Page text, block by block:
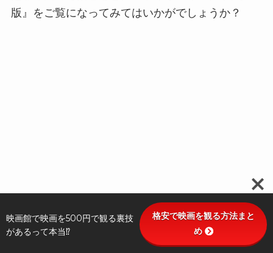
版』をご覧になってみてはいかがでしょうか？
映画館で映画を500円で観る裏技
があるって本当⁉
格安で映画を観る方法まと
め